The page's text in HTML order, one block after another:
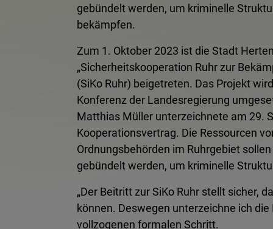
gebündelt werden, um kriminelle
bekämpfen.
Zum 1. Oktober 2023 ist die Stadt
„Sicherheitskooperation Ruhr zur
(SiKo Ruhr) beigetreten. Das Projekt
Konferenz der Landesregierung
Matthias Müller unterzeichnete am 29.
Kooperationsvertrag. Die Ressourcen
Ordnungsbehörden im Ruhrgebiet
gebündelt werden, um kriminelle
„Der Beitritt zur SiKo Ruhr stellt sicher,
können. Deswegen unterzeichne ich
vollzogenen formalen Schritt.